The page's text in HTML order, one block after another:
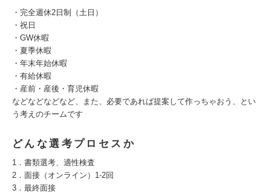
・完全週休2日制（土日）
・祝日
・GW休暇
・夏季休暇
・年末年始休暇
・有給休暇
・産前・産後・育児休暇
などなどなどなど、また、必要であれば提案して作っちゃおう、とい
う考えのチームです
どんな選考プロセスか
1．書類選考、適性検査
2．面接（オンライン）1-2回
3．最終面接